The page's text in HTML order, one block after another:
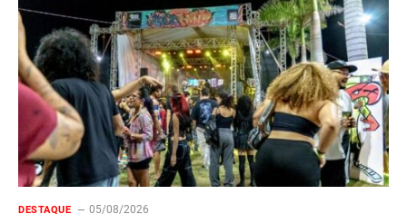
DESTAQUE 05/08/2026